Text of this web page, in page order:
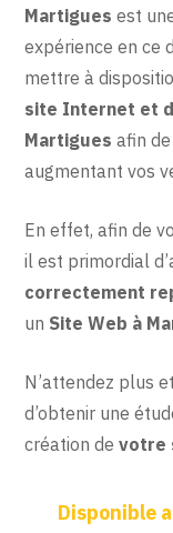
Martigues est
expérience en ce
mettre à
site Internet et
Martigues afin
augmentant vos
En effet, afin de
il est primordial
correctement
un Site Web à
N’attendez plus
d’obtenir une
création devotre